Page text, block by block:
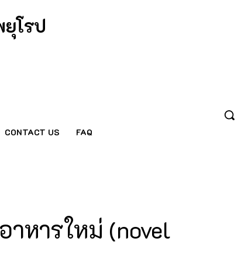
ยุโรป
CONTACT US FAQ
หารใหม่ (novel